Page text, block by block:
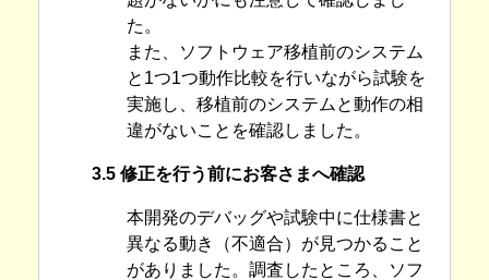
た。
また、ソフトウェア移植前のシステム
と1つ1つ動作比較を行いながら試験を
実施し、移植前のシステムと動作の相
違がないことを確認しました。
3.5 修正を行う前にお客さまへ確認
本開発のデバッグや試験中に仕様書と
異なる動き（不適合）が見つかること
がありました。調査したところ、ソフ